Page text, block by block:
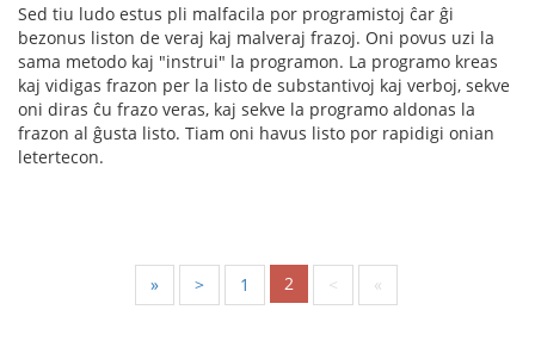
Sed tiu ludo estus pli malfacila por programistoj ĉar ĝi
bezonus liston de veraj kaj malveraj frazoj. Oni povus uzi la
sama metodo kaj "instrui" la programon. La programo kreas
kaj vidigas frazon per la listo de substantivoj kaj verboj, sekve
oni diras ĉu frazo veras, kaj sekve la programo aldonas la
frazon al ĝusta listo. Tiam oni havus listo por rapidigi onian
letertecon.
« < 1 2 > »